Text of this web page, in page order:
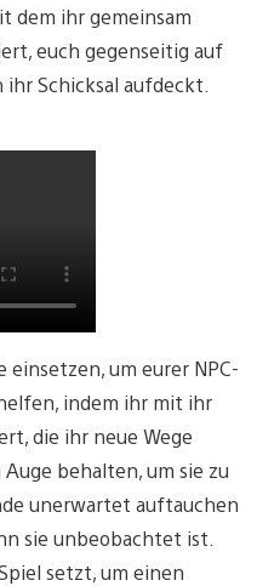
dem ihr gemeinsam
euch gegenseitig auf
Schicksal aufdeckt.
um eurer NPC-
indem ihr mit ihr
die ihr neue Wege
behalten, um sie zu
unerwartet auftauchen
sie unbeobachtet ist.
setzt, um einen